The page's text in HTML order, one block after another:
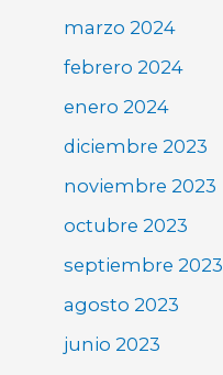
marzo 2024
febrero 2024
enero 2024
diciembre 2023
noviembre 2023
octubre 2023
septiembre 2023
agosto 2023
junio 2023